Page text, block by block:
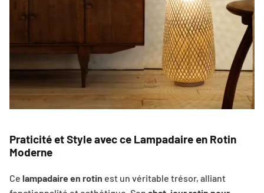
Praticité et Style avec ce Lampadaire en Rotin
Moderne
Ce lampadaire en rotin est un véritable trésor, alliant